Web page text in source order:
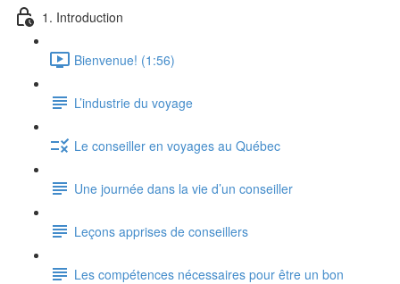
1. Introduction
Bienvenue! (1:56)
L’industrie du voyage
Le conseiller en voyages au Québec
Une journée dans la vie d’un conseiller
Leçons apprises de conseillers
Les compétences nécessaires pour être un bon